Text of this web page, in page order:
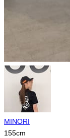
MINORI
155cm